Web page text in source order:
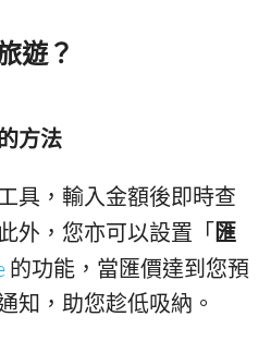
遊？
方法
具，輸入金額後即時查
外，您亦可以設置「匯
的功能，當匯價達到您預
知，助您趁低吸納。